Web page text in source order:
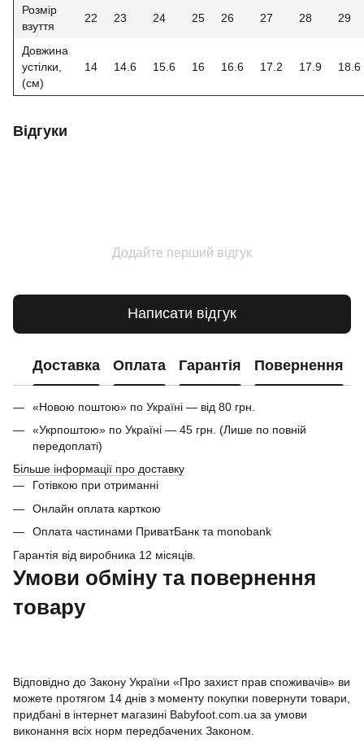
Розмір
взуття
22 23 24 25 26 27 28 29
Довжина
устілки,
(см)
14 14.6 15.6 16 16.6 17.2 17.9 18.6
Відгуки
Додайте перший відгук
Написати відгук
Доставка Оплата Гарантія Повернення
«Новою поштою» по Україні — від 80 грн.
«Укрпоштою» по Україні — 45 грн. (Лише по повній
передоплаті)
Більше інформації про доставку
Готівкою при отриманні
Онлайн оплата карткою
Оплата частинами ПриватБанк та monobank
Гарантія від виробника 12 місяців.
Умови обміну та повернення
товару
Відповідно до Закону України «Про захист прав споживачів» ви
можете протягом 14 днів з моменту покупки повернути товари,
придбані в інтернет магазині Babyfoot.com.ua за умови
виконання всіх норм передбачених Законом.